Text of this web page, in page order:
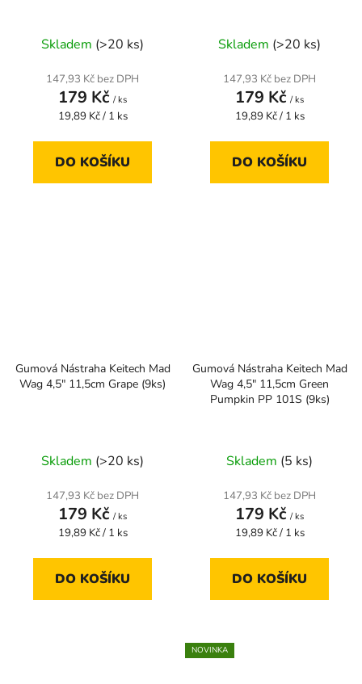
Skladem (>20 ks)
147,93 Kč bez DPH
179 Kč / ks
Měrná
19,89 Kč / 1 ks
DO KOŠÍKU
Skladem (>20 ks)
147,93 Kč bez DPH
179 Kč / ks
Měrná
19,89 Kč / 1 ks
DO KOŠÍKU
Gumová Nástraha Keitech Mad
Wag 4,5" 11,5cm Grape (9ks)
Skladem (>20 ks)
147,93 Kč bez DPH
179 Kč / ks
Měrná
19,89 Kč / 1 ks
DO KOŠÍKU
Gumová Nástraha Keitech Mad
Wag 4,5" 11,5cm Green
Pumpkin PP 101S (9ks)
Skladem (5 ks)
147,93 Kč bez DPH
179 Kč / ks
Měrná
19,89 Kč / 1 ks
DO KOŠÍKU
NOVINKA